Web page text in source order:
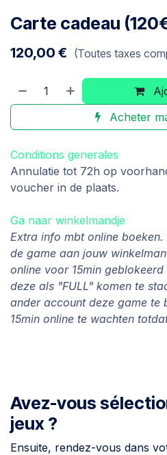
Carte cadeau
120,00 € (Toutes taxes
Acheter
Conditions generales
Annulatie tot 72h op
voucher in de plaats.
Ga naar winkelmandje
Extra info mbt online
de game aan jouw
online voor 15min
deze als "FULL" komen te
ander account deze game te
15min online te wachten
Avez-vous
jeux ?
Ensuite, rendez-vous dans